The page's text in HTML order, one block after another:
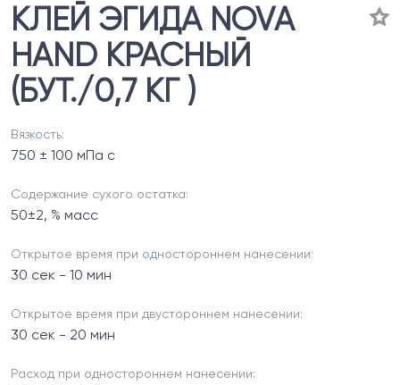
КЛЕЙ ЭГИДА NOVA
HAND КРАСНЫЙ
(БУТ./0,7 КГ )
Вязкость:
750 ± 100 мПа с
Содержание сухого остатка:
50±2, % масс
Открытое время при одностороннем нанесении:
30 сек - 10 мин
Открытое время при двустороннем нанесении:
30 сек - 20 мин
Расход при одностороннем нанесении: